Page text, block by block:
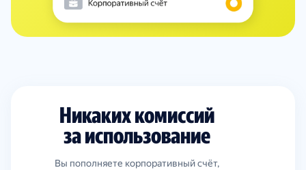
Никаких комиссий
за использование
Вы пополняете корпоративный счёт,